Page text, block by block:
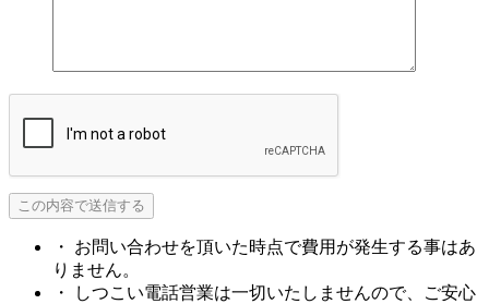
・ お問い合わせを頂いた時点で費用が発生する事はあ
りません。
・ しつこい電話営業は一切いたしませんので、ご安心